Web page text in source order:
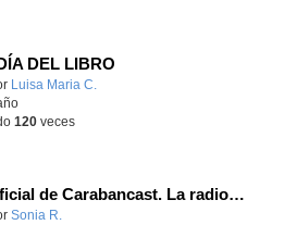
DEL LIBRO
educativo.
Luisa Maria C.
120veces
Cuña oficial de Carabancast. La radio de EOI Carabanchel
educativo.
Sonia R.